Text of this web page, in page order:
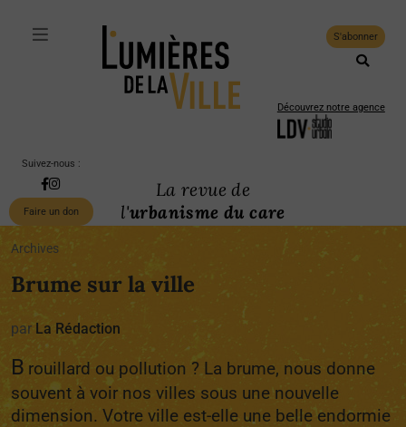
S'abonner
Découvrez notre agence
Suivez-nous :
Faire un don
La revue de
l'urbanisme du care
Archives
Brume sur la ville
par La Rédaction
B rouillard ou pollution ? La brume, nous donne
souvent à voir nos villes sous une nouvelle
dimension. Votre ville est-elle une belle endormie